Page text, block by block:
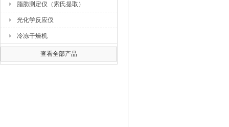
脂肪测定仪（索氏提取）
光化学反应仪
冷冻干燥机
查看全部产品